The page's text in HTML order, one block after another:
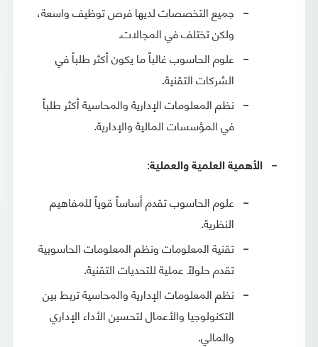
جميع التخصصات لديها فرص توظيف واسعة،
ولكن تختلف في المجالات.
علوم الحاسوب غالباً ما يكون أكثر طلباً في
الشركات التقنية.
نظم المعلومات الإدارية والمحاسية أكثر طلباً
في المؤسسات المالية والإدارية.
الأهمية العلمية والعملية:
علوم الحاسوب تقدم أساساً قوياً للمفاهيم
النظرية.
تقنية المعلومات ونظم المعلومات الحاسوبية
تقدم حلولاً عملية للتحديات التقنية.
نظم المعلومات الإدارية والمحاسية تربط بين
التكنولوجيا والأعمال لتحسين الأداء الإداري
والمالي.